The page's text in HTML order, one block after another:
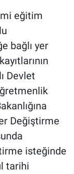
eğitim
bağlı yer
Devlet
Değiştirme
isteğinde
tarihi